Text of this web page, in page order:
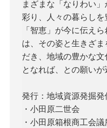
まざまな「なりわい
彩り、人々の暮らし
「智恵」が今に伝え
は、その姿と生きざ
だき、地域の豊かな
となれば、との願いが
発行：地域資源発掘
・小田原二世会
・小田原箱根商工会